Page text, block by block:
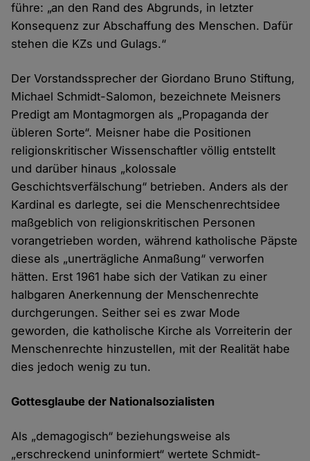
führe: „an den Rand des Abgrunds, in letzter
Konsequenz zur Abschaffung des Menschen. Dafür
stehen die KZs und Gulags.“
Der Vorstandssprecher der Giordano Bruno Stiftung,
Michael Schmidt-Salomon, bezeichnete Meisners
Predigt am Montagmorgen als „Propaganda der
übleren Sorte“. Meisner habe die Positionen
religionskritischer Wissenschaftler völlig entstellt
und darüber hinaus „kolossale
Geschichtsverfälschung“ betrieben. Anders als der
Kardinal es darlegte, sei die Menschenrechtsidee
maßgeblich von religionskritischen Personen
vorangetrieben worden, während katholische Päpste
diese als „unerträgliche Anmaßung“ verworfen
hätten. Erst 1961 habe sich der Vatikan zu einer
halbgaren Anerkennung der Menschenrechte
durchgerungen. Seither sei es zwar Mode
geworden, die katholische Kirche als Vorreiterin der
Menschenrechte hinzustellen, mit der Realität habe
dies jedoch wenig zu tun.
Gottesglaube der Nationalsozialisten
Als „demagogisch“ beziehungsweise als
„erschreckend uninformiert“ wertete Schmidt-